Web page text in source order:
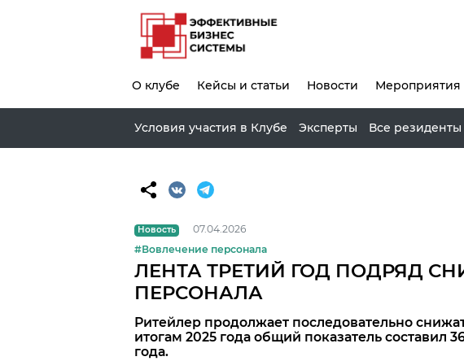
О клубе Кейсы и статьи Новости Мероприятия
Условия участия в Клубе Эксперты Все резиденты
Новость
07.04.2026
#Вовлечение персонала
ЛЕНТА ТРЕТИЙ ГОД ПОДРЯД
ПЕРСОНАЛА
Ритейлер продолжает последовательно
итогам 2025 года общий показатель составил
года.